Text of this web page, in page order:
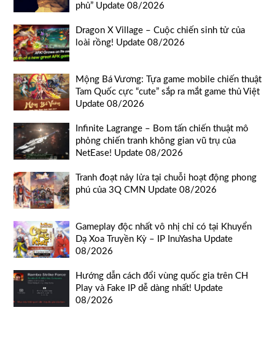
phủ” Update 08/2026
Dragon X Village – Cuộc chiến sinh tử của
loài rồng! Update 08/2026
Mộng Bá Vương: Tựa game mobile chiến thuật
Tam Quốc cực “cute” sắp ra mắt game thủ Việt
Update 08/2026
Infinite Lagrange – Bom tấn chiến thuật mô
phỏng chiến tranh không gian vũ trụ của
NetEase! Update 08/2026
Tranh đoạt nảy lửa tại chuỗi hoạt động phong
phú của 3Q CMN Update 08/2026
Gameplay độc nhất vô nhị chỉ có tại Khuyển
Dạ Xoa Truyền Kỳ – IP InuYasha Update
08/2026
Hướng dẫn cách đổi vùng quốc gia trên CH
Play và Fake IP dễ dàng nhất! Update
08/2026